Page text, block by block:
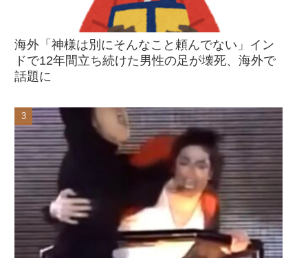
海外「神様は別にそんなこと頼んでない」イン
ドで12年間立ち続けた男性の足が壊死、海外で
話題に